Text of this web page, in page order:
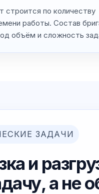
строится по количеству
работы. Состав
объём и сложность
ЗАДАЧИ
и
а не